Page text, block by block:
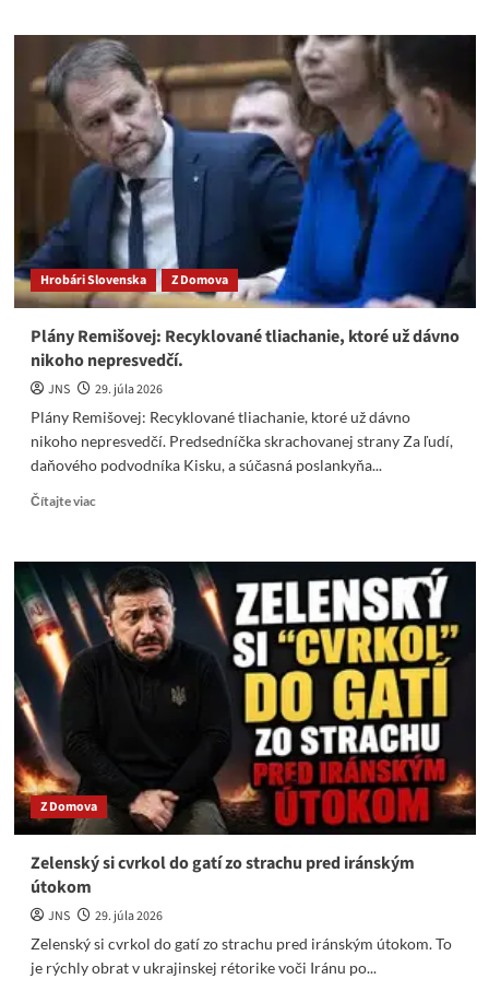
Keď
Očistec
nevychádza
podľa
progres.
mafie
OČTK
ho
mení
kabaret
(Video)
Hrobári Slovenska Z Domova
Plány Remišovej: Recyklované tliachanie, ktoré už dávno
nikoho nepresvedčí.
JNS
29. júla 2026
Plány Remišovej: Recyklované tliachanie, ktoré už dávno
nikoho nepresvedčí. Predsedníčka skrachovanej strany Za ľudí,
daňového podvodníka Kisku, a súčasná poslankyňa...
Čítajte viacRead
Plány
Remišovej:
Recyklované
tliachanie,
ktoré
Z Domova
Zelenský si cvrkol do gatí zo strachu pred iránským
útokom
JNS
29. júla 2026
Zelenský si cvrkol do gatí zo strachu pred iránským útokom. To
je rýchly obrat v ukrajinskej rétorike voči Iránu po...